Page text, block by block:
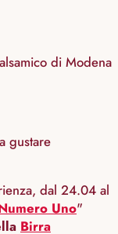
di Modena
gustare
dal 24.04 al
Uno"
Birra